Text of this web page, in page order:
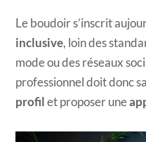
Le boudoir s’inscrit
inclusive, loin des
mode ou des réseaux
professionnel doit donc
profil et proposer une